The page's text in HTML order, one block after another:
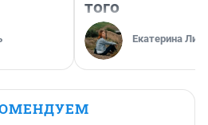
того
Екатерина